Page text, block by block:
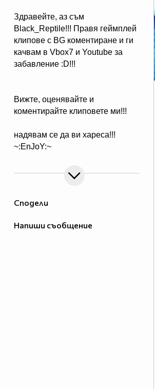
Сподели
Напиши съобщение
Здравейте, аз съм
Black_Reptile!!! Правя геймплей
клипове с BG коментиране и ги
качвам в Vbox7 и Youtube за
забавление :D!!!
Вижте, оценявайте и
коментирайте клиповете ми!!!
надявам се да ви хареса!!!
~:EnJoY:~